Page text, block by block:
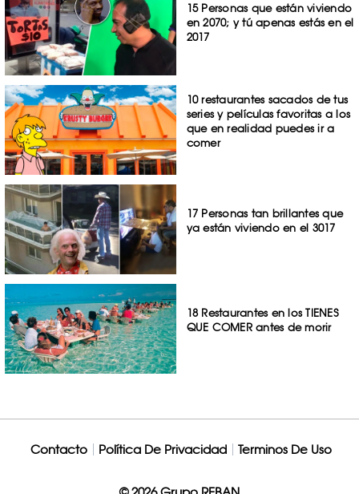
15 Personas que están viviendo
en 2070; y tú apenas estás en el
2017
10 restaurantes sacados de tus
series y películas favoritas a los
que en realidad puedes ir a
comer
17 Personas tan brillantes que
ya están viviendo en el 3017
18 Restaurantes en los TIENES
QUE COMER antes de morir
Contacto Política De Privacidad Terminos De Uso